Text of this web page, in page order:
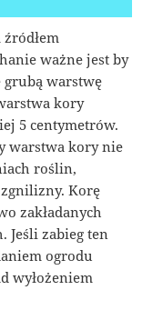
ważne jest by
grubą warstwę
kory
5 centymetrów.
warstwa kory nie
roślin,
Korę
zakładanych
Jeśli zabieg ten
ogrodu
wyłożeniem